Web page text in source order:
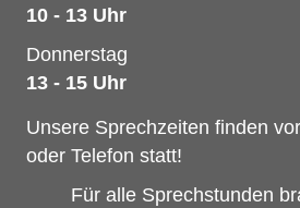
10 - 13 Uhr
Donnerstag
13 - 15 Uhr
Unsere Sprechzeiten finden
oder Telefon statt!
Für alle Sprechstunden